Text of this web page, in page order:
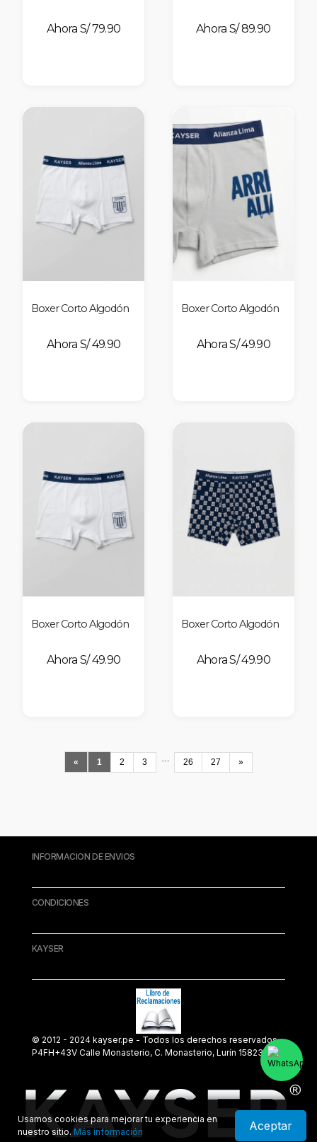
Usamos cookies para mejorar tu experiencia en
nuestro sitio.Más información Aceptar
S/ 79.90 S/ 89.90
Boxer Corto Algodón
S/ 49.90
Boxer Corto Algodón
S/ 49.90
Boxer Corto Algodón
S/ 49.90
Boxer Corto Algodón
S/ 49.90
« 1 2 3 … 26 27 »
INFORMACION DE ENVIOS
CONDICIONES
KAYSER
© 2012 - 2024 kayser.pe - Todos los derechos reservados.
P4FH+43V Calle Monasterio, C. Monasterio, Lurín 15823